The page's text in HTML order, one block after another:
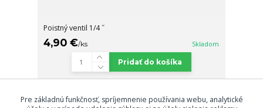
Poistný ventil 1/4 ˝
4,90 €/ks Skladom
Pridať do košíka
Načítať ďalšie produkty (12)
Pre základnú funkčnosť, spríjemnenie používania webu, analytické